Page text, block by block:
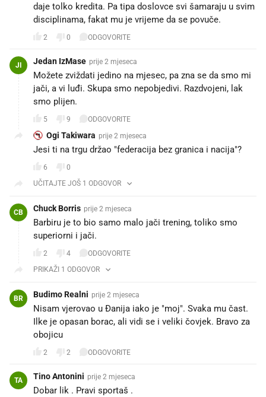
daje tolko kredita. Pa tipa doslovce svi šamaraju u svim
disciplinama, fakat mu je vrijeme da se povuče.
2 0 ODGOVORITE
JI Jedan IzMase prije 2 mjeseca
Možete zviždati jedino na mjesec, pa zna se da smo mi
jači, a vi luđi. Skupa smo nepobjedivi. Razdvojeni, lak
smo plijen.
5 9 ODGOVORITE
Ogi Takiwara prije 2 mjeseca
Jesi ti na trgu držao "federacija bez granica i nacija"?
6
0
UČITAJTE JOŠ 1 ODGOVOR
CB Chuck Borris prije 2 mjeseca
Barbiru je to bio samo malo jači trening, toliko smo
superiorni i jači.
2 4
ODGOVORITE
PRIKAŽI 1 ODGOVOR
BR Budimo Realni prije 2 mjeseca
Nisam vjerovao u Đanija iako je "moj". Svaka mu čast.
Ilke je opasan borac, ali vidi se i veliki čovjek. Bravo za
obojicu
2 2 ODGOVORITE
TA Tino Antonini prije 2 mjeseca
Dobar lik . Pravi sportaš .